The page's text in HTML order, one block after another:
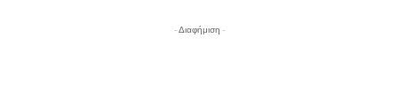
- Διαφήμιση -